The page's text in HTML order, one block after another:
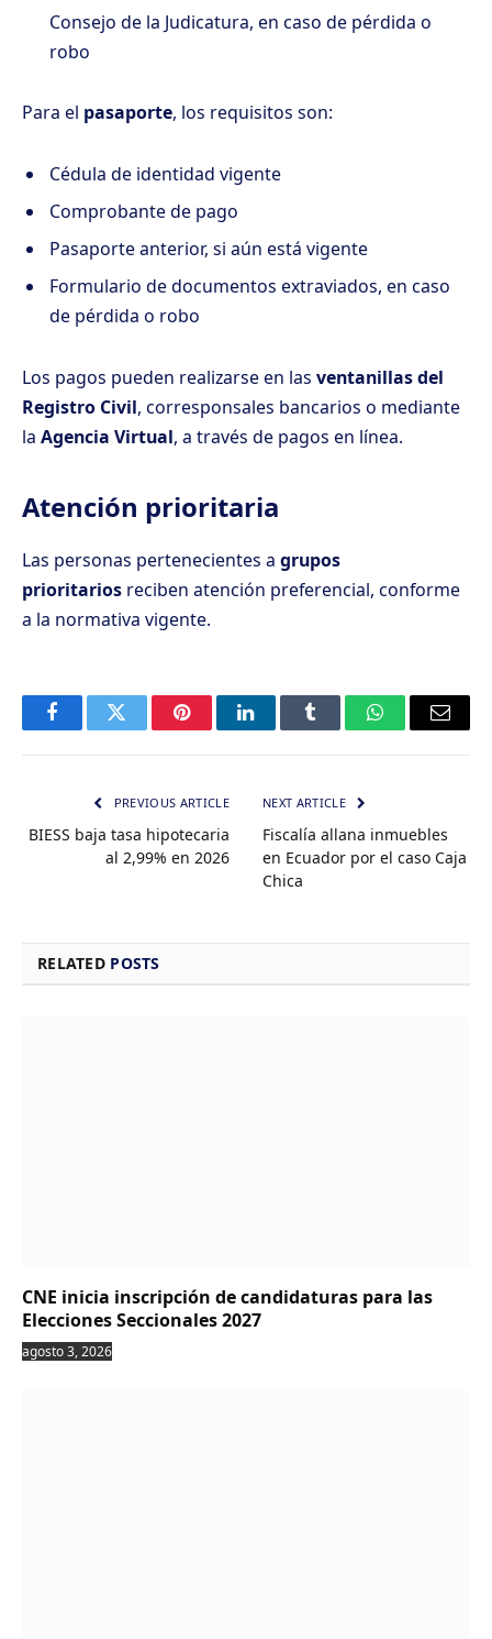
Consejo de la Judicatura, en caso de pérdida o
robo
Para el pasaporte, los requisitos son:
Cédula de identidad vigente
Comprobante de pago
Pasaporte anterior, si aún está vigente
Formulario de documentos extraviados, en caso
de pérdida o robo
Los pagos pueden realizarse en las ventanillas del
Registro Civil, corresponsales bancarios o mediante
la Agencia Virtual, a través de pagos en línea.
Atención prioritaria
Las personas pertenecientes a grupos
prioritarios reciben atención preferencial, conforme
a la normativa vigente.
FacebookTwitter PinterestLinkedInTumblr WhatsAppEmail
PREVIOUS ARTICLE
BIESS baja tasa hipotecaria
al 2,99% en 2026
NEXT ARTICLE
Fiscalía allana inmuebles
en Ecuador por el caso Caja
Chica
RELATED POSTS
CNE inicia inscripción de candidaturas para las
Elecciones Seccionales 2027
agosto 3, 2026